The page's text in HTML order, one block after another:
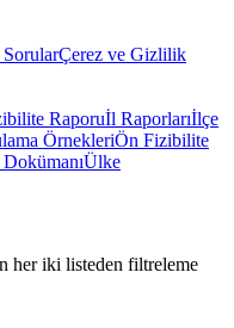
SorularÇerez ve Gizlilik
Raporuİl Raporlarıİlçe
ÖrnekleriÖn Fizibilite
DokümanıÜlke
her iki listeden filtreleme